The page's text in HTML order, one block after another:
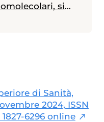
si
e si
writing, con
i
un pubblico
di Sanità,
2024, ISSN
6296 online